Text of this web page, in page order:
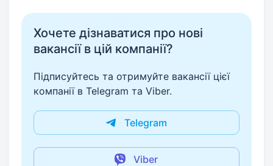
Хочете дізнаватися про нові
вакансії в цій компанії?
Підписуйтесь та отримуйте вакансії цієї
компанії в Telegram та Viber.
Telegram
Viber